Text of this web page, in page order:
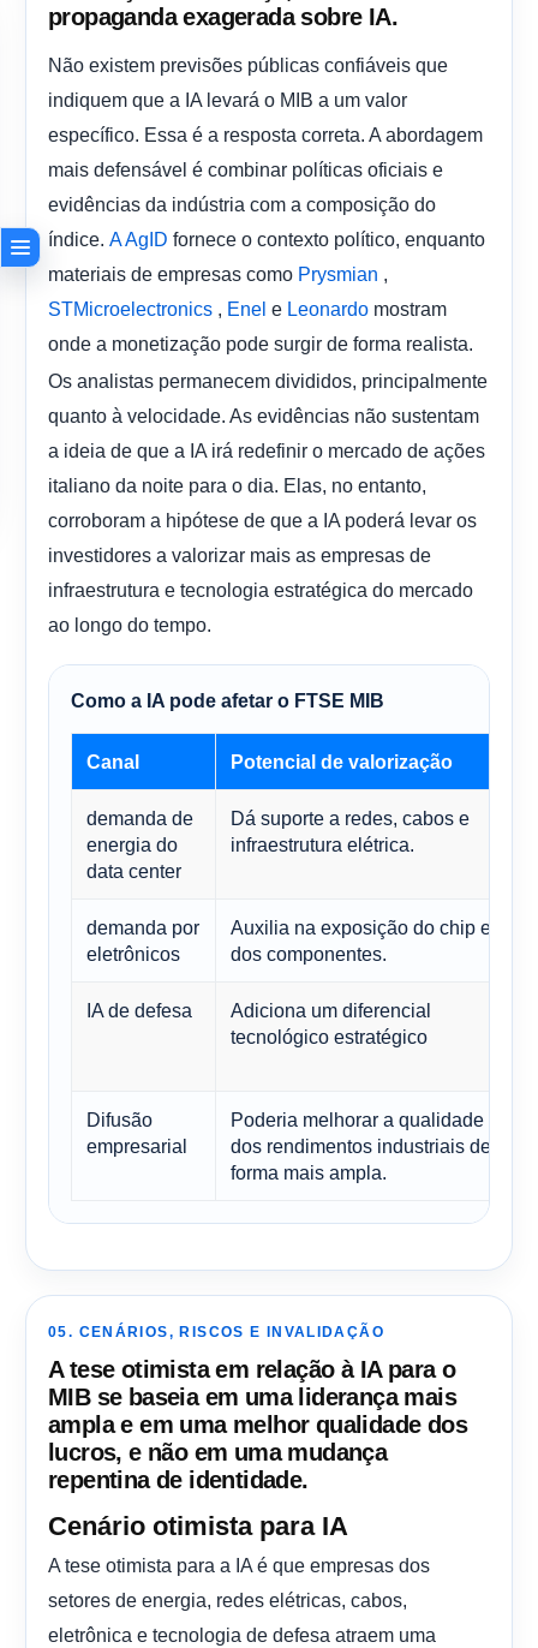
propaganda exagerada sobre IA.
Não existem previsões públicas confiáveis ​​que
indiquem que a IA levará o MIB a um valor
específico. Essa é a resposta correta. A abordagem
mais defensável é combinar políticas oficiais e
evidências da indústria com a composição do
índice. A AgID fornece o contexto político, enquanto
materiais de empresas como Prysmian
STMicroelectronics Enel e Leonardo mostram
onde a monetização pode surgir de forma realista.
Os analistas permanecem divididos, principalmente
quanto à velocidade. As evidências não sustentam
a ideia de que a IA irá redefinir o mercado de ações
italiano da noite para o dia. Elas, no entanto,
corroboram a hipótese de que a IA poderá levar os
investidores a valorizar mais as empresas de
infraestrutura e tecnologia estratégica do mercado
ao longo do tempo.
Como a IA pode afetar o FTSE MIB
Canal Potencial de valorização
demanda de
energia do
data center
Dá suporte a redes, cabos e
infraestrutura elétrica.
demanda por
eletrônicos
Auxilia na exposição do chip e
dos componentes.
IA de defesa
Adiciona um diferencial
tecnológico estratégico
Difusão
empresarial
Poderia melhorar a qualidade
dos rendimentos industriais de
forma mais ampla.
05. CENÁRIOS, RISCOS E INVALIDAÇÃO
A tese otimista em relação à IA para o
MIB se baseia em uma liderança mais
ampla e em uma melhor qualidade dos
lucros, e não em uma mudança
repentina de identidade.
Cenário otimista para IA
A tese otimista para a IA é que empresas dos
setores de energia, redes elétricas, cabos,
eletrônica e tecnologia de defesa atraem uma